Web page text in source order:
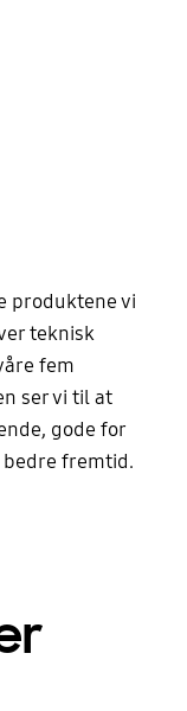
produktene vi
teknisk
fem
ser vi til at
gode for
fremtid.